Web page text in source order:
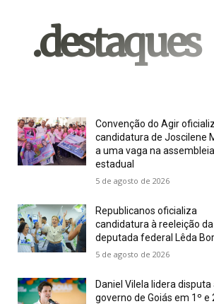
.destaques
Convenção do Agir
candidatura de Joscilene
a uma vaga na assembleia
estadual
5 de agosto de 2026
Republicanos oficializa
candidatura à reeleição da
deputada federal Lêda
5 de agosto de 2026
Daniel Vilela lidera disputa
governo de Goiás em 1º e